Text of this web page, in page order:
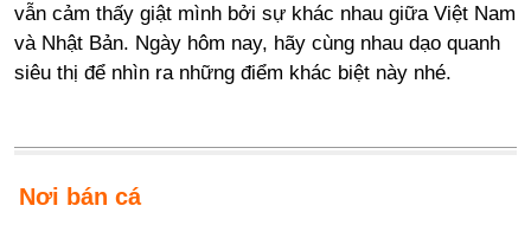
vẫn cảm thấy giật mình bởi sự khác nhau giữa Việt Nam
và Nhật Bản. Ngày hôm nay, hãy cùng nhau dạo quanh
siêu thị để nhìn ra những điểm khác biệt này nhé.
Nơi bán cá